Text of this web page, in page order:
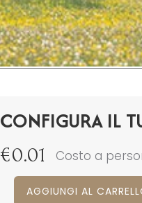
CONFIGURA IL
€0.01 Costo a
AGGIUNGI AL